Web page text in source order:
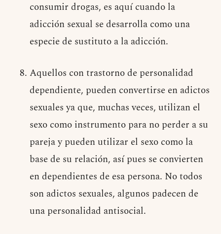
consumir drogas, es aquí cuando la
adicción sexual se desarrolla como una
especie de sustituto a la adicción.
Aquellos con trastorno de personalidad
dependiente, pueden convertirse en adictos
sexuales ya que, muchas veces, utilizan el
sexo como instrumento para no perder a su
pareja y pueden utilizar el sexo como la
base de su relación, así pues se convierten
en dependientes de esa persona. No todos
son adictos sexuales, algunos padecen de
una personalidad antisocial.